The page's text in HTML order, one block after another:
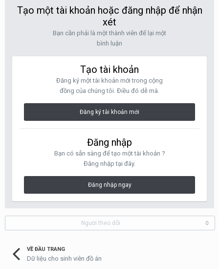
Tạo một tài khoản hoặc đăng nhập để nhận
xét
Bạn cần phải là một thành viên để lại một
bình luận
Tạo tài khoản
Đăng ký một tài khoản mới trong cộng
đồng của chúng tôi. Điều đó dễ mà.
Đăng ký tài khoản mới
Đăng nhập
Bạn có sẵn sàng để tạo một tài khoản ?
Đăng nhập tại đây.
Đăng nhập ngay
Người theo dõi 0
VỀ ĐẦU TRANG
Dữ liệu cho sinh viên đồ án